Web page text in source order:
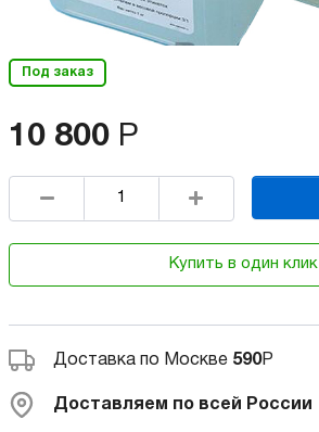
Под заказ
10 800 Р
Купить в один клик
Доставка по Москве 590Р
Доставляем по всей России